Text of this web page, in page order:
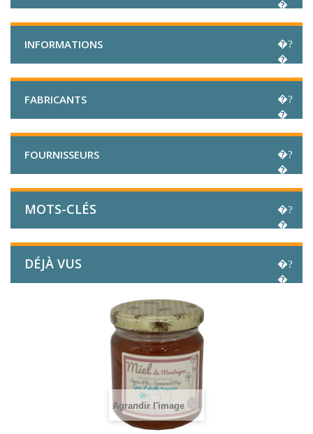
INFORMATIONS
FABRICANTS
FOURNISSEURS
MOTS-CLÉS
DÉJÀ VUS
Agrandir l'image